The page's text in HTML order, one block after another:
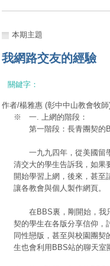
本期主題
我網路交友的經驗
關鍵字：
作者/楊雅惠 (彰中中山教會牧師
※ 一. 上網的階段：
第一階段：長青團契的
一九九四年，從美國留學
清交大的學生告訴我，如果
開始學習上網，後來，甚至
讓各教會與個人製作網頁。
在BBS裏，剛開始，我
契的學生在各版分享信仰，
同性戀版，甚至與校園團
生也會利用BBS站的聊天室